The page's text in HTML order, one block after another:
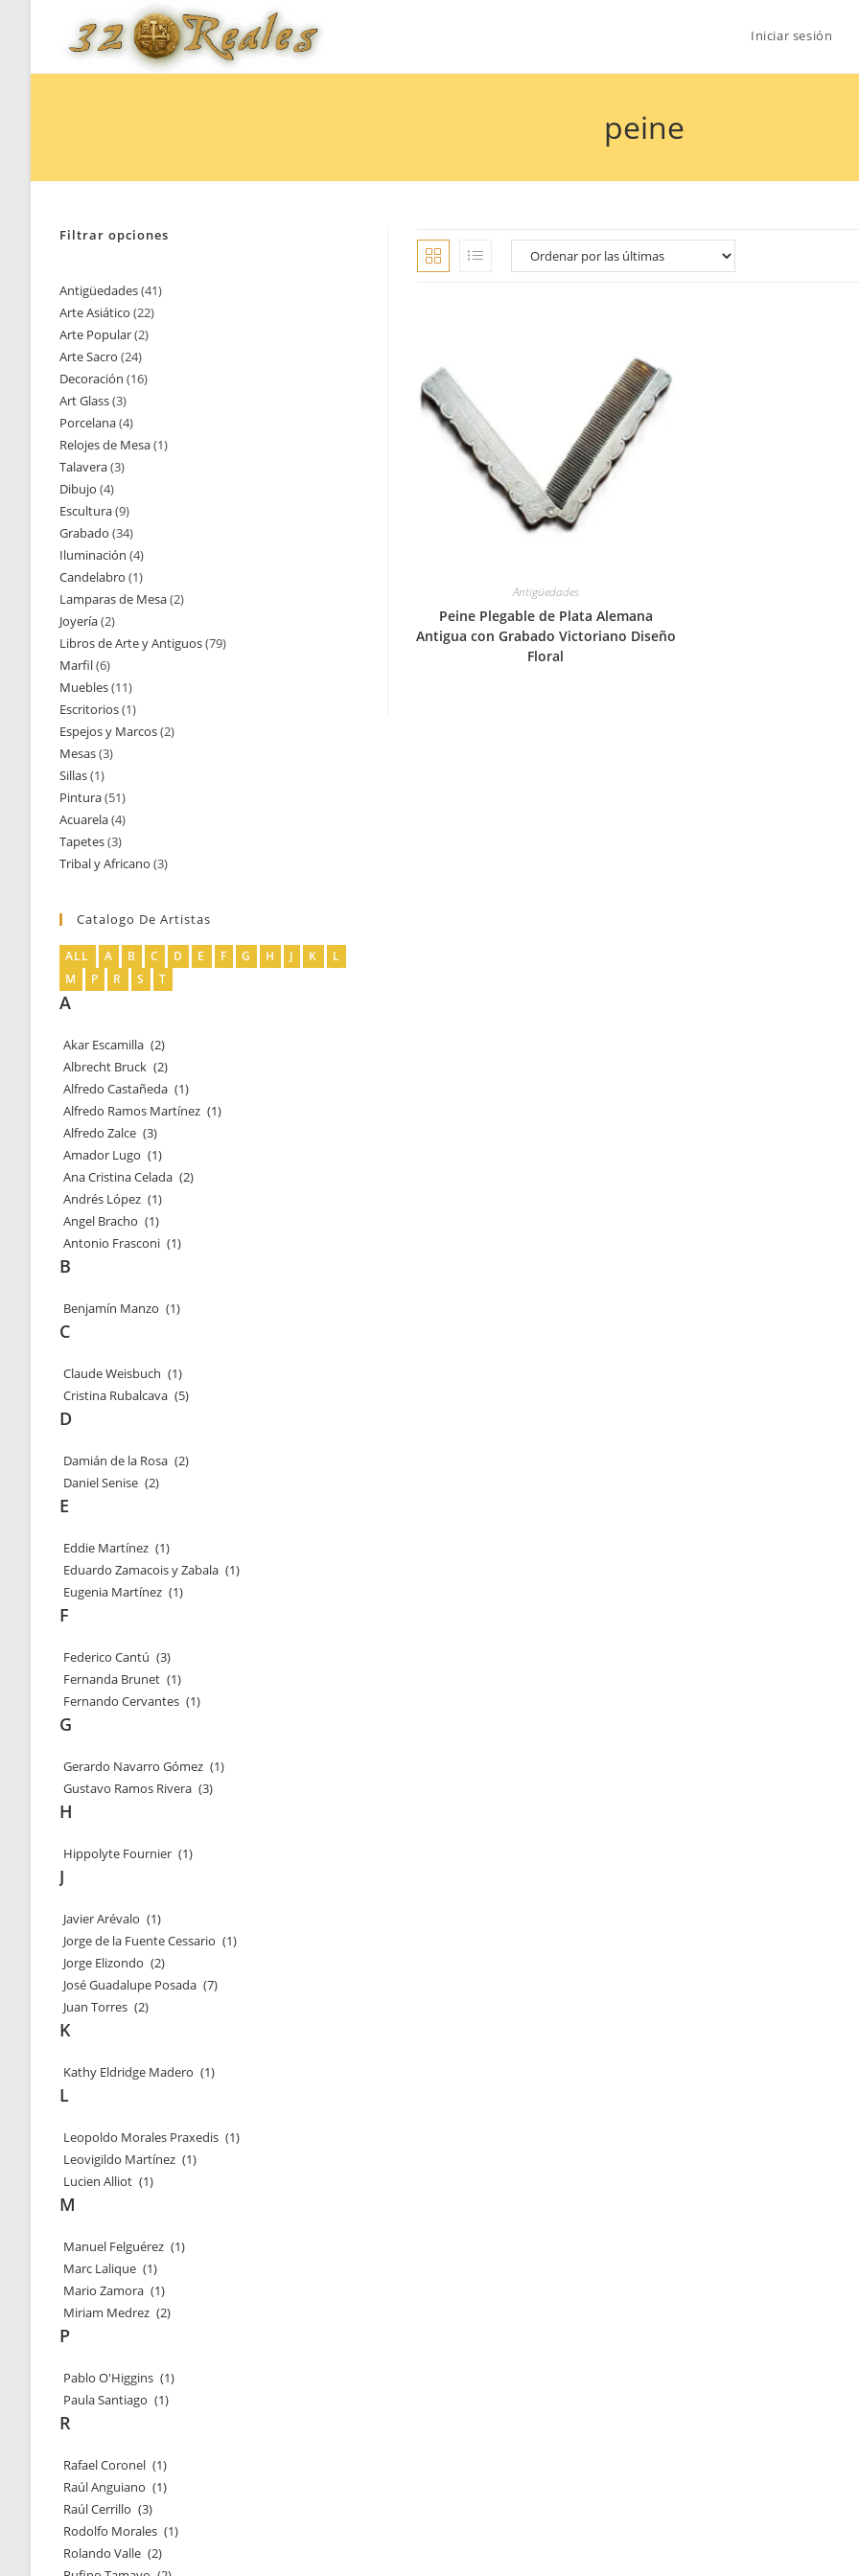
Iniciar sesión
peine
Antigüedades
Peine Plegable de Plata Alemana
Antigua con Grabado Victoriano Diseño
Floral
Filtrar opciones
Antigüedades 4141
Arte Asiático 2222
Arte Popular 22
Arte Sacro 2424
productos
Decoración 1616
Art Glass 33
productos
Porcelana 44
productos
Relojes de Mesa 11
Talavera 33
Dibujo 44
productos
Escultura 99
productos
Grabado 3434
productos
Iluminación 44
productos
Candelabro 11
producto
Lamparas de Mesa 22
Joyería 22
productos
Libros de Arte y Antiguos 7979
Marfil 66
productos
Muebles 1111
productos
Escritorios 11
producto
Espejos y Marcos 22
Mesas 33
Sillas 11
producto
Pintura 5151
productos
Acuarela 44
productos
Tapetes 33
productos
Tribal y Africano 33
Catalogo De Artistas
ALL A B C D E F G H J K
L
M
P R S T
A
Akar Escamilla (2)
Albrecht Bruck (2)
Alfredo Castañeda (1)
Alfredo Ramos Martínez (1)
Alfredo Zalce (3)
Amador Lugo (1)
Ana Cristina Celada (2)
Andrés López (1)
Angel Bracho (1)
Antonio Frasconi (1)
B
Benjamín Manzo (1)
C
Claude Weisbuch (1)
Cristina Rubalcava (5)
D
Damián de la Rosa (2)
Daniel Senise (2)
E
Eddie Martínez (1)
Eduardo Zamacois y Zabala (1)
Eugenia Martínez (1)
F
Federico Cantú (3)
Fernanda Brunet (1)
Fernando Cervantes (1)
G
Gerardo Navarro Gómez (1)
Gustavo Ramos Rivera (3)
H
Hippolyte Fournier (1)
J
Javier Arévalo (1)
Jorge de la Fuente Cessario (1)
Jorge Elizondo (2)
José Guadalupe Posada (7)
Juan Torres (2)
K
Kathy Eldridge Madero (1)
L
Leopoldo Morales Praxedis (1)
Leovigildo Martínez (1)
Lucien Alliot (1)
M
Manuel Felguérez (1)
Marc Lalique (1)
Mario Zamora (1)
Miriam Medrez (2)
P
Pablo O'Higgins (1)
Paula Santiago (1)
R
Rafael Coronel (1)
Raúl Anguiano (1)
Raúl Cerrillo (3)
Rodolfo Morales (1)
Rolando Valle (2)